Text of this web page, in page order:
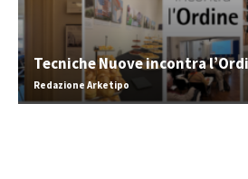
Tecniche Nuove incontra
Redazione Arketipo